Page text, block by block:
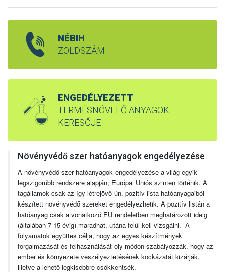
NÉBIH
ZÖLDSZÁM
ENGEDÉLYEZETT
TERMÉSNÖVELŐ ANYAGOK
KERESŐJE
Növényvédő szer hatóanyagok engedélyezése
A növényvédő szer hatóanyagok engedélyezése a világ egyik
legszigorúbb rendszere alapján, Európai Uniós szinten történik. A
tagállamok csak az így létrejövő ún. pozitív lista hatóanyagaiból
készített növényvédő szereket engedélyezhetik. A pozitív listán a
hatóanyag csak a vonatkozó EU rendeletben meghatározott ideig
(általában 7-15 évig) maradhat, utána felül kell vizsgálni. A
folyamatok együttes célja, hogy az egyes készítmények
forgalmazását és felhasználását oly módon szabályozzák, hogy az
ember és környezete veszélyeztetésének kockázatát kizárják,
illetve a lehető legkisebbre csökkentsék.